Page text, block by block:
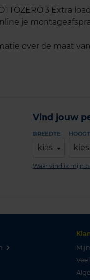
3 Extra
je
over de maat
Vind jouw
BREEDTE
kies kies
Waar vind ik mijn